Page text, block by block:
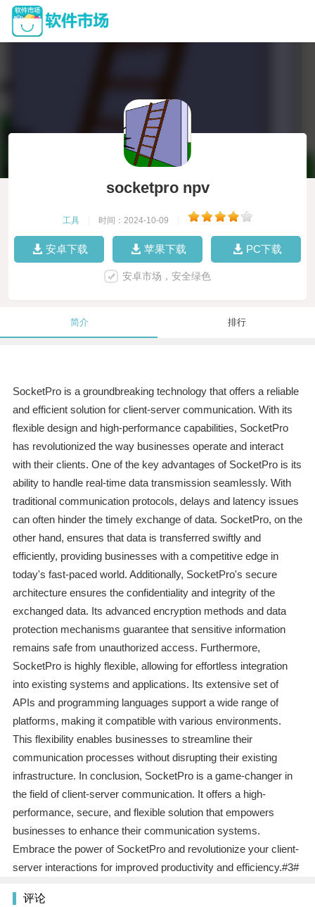
socketpro npv
工具 时间：2024-10-09
安卓下载 苹果下载 PC下载
安卓市场，安全绿色
简介 排行
SocketPro is a groundbreaking technology that offers a reliable
and efficient solution for client-server communication. With its
flexible design and high-performance capabilities, SocketPro
has revolutionized the way businesses operate and interact
with their clients. One of the key advantages of SocketPro is its
ability to handle real-time data transmission seamlessly. With
traditional communication protocols, delays and latency issues
can often hinder the timely exchange of data. SocketPro, on the
other hand, ensures that data is transferred swiftly and
efficiently, providing businesses with a competitive edge in
today's fast-paced world. Additionally, SocketPro's secure
architecture ensures the confidentiality and integrity of the
exchanged data. Its advanced encryption methods and data
protection mechanisms guarantee that sensitive information
remains safe from unauthorized access. Furthermore,
SocketPro is highly flexible, allowing for effortless integration
into existing systems and applications. Its extensive set of
APIs and programming languages support a wide range of
platforms, making it compatible with various environments.
This flexibility enables businesses to streamline their
communication processes without disrupting their existing
infrastructure. In conclusion, SocketPro is a game-changer in
the field of client-server communication. It offers a high-
performance, secure, and flexible solution that empowers
businesses to enhance their communication systems.
Embrace the power of SocketPro and revolutionize your client-
server interactions for improved productivity and efficiency.#3#
评论